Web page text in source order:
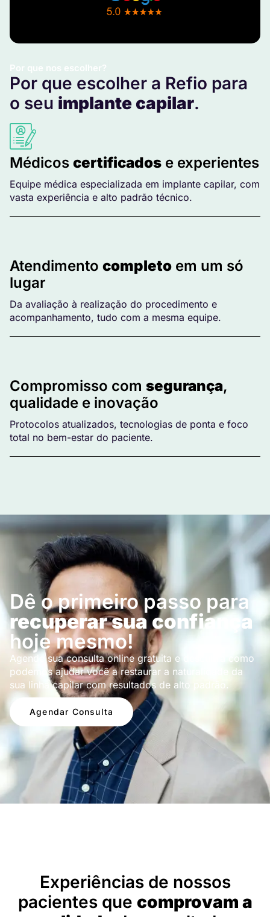
Por que nos escolher?
Por que escolher a Refio para
o seu implante capilar.
Médicos certificados e experientes
Equipe médica especializada em implante capilar, com
vasta experiência e alto padrão técnico.
Atendimento completo em um só
lugar
Da avaliação à realização do procedimento e
acompanhamento, tudo com a mesma equipe.
Compromisso com segurança,
qualidade e inovação
Protocolos atualizados, tecnologias de ponta e foco
total no bem-estar do paciente.
Dê o primeiro passo para
recuperar sua confiança
hoje mesmo!
Agende sua consulta online gratuita e descubra como
podemos ajudar você a restaurar a naturalidade da
sua linha capilar com resultados de alto padrão.
Agendar Consulta
Experiências de nossos
pacientes que comprovam a